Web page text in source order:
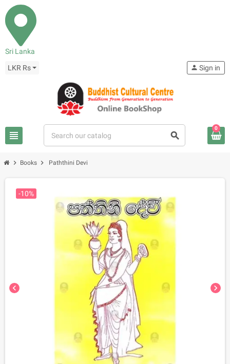
Sri Lanka
LKR Rs
view_headline search
person Sign in
0
chevron_right Books chevron_right Paththini Devi
chevron_left chevron_right
-10%